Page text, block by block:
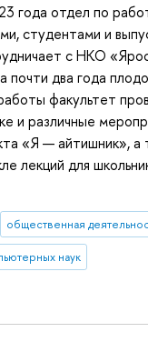
года отдел по
студентами и
с НКО
почти два года
факультет
и различные
«Я — айтишник», а
лекций для
общественная
наук